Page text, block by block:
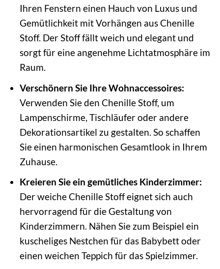
Ihren Fenstern einen Hauch von Luxus und
Gemütlichkeit mit Vorhängen aus Chenille
Stoff. Der Stoff fällt weich und elegant und
sorgt für eine angenehme Lichtatmosphäre im
Raum.
Verschönern Sie Ihre Wohnaccessoires:
Verwenden Sie den Chenille Stoff, um
Lampenschirme, Tischläufer oder andere
Dekorationsartikel zu gestalten. So schaffen
Sie einen harmonischen Gesamtlook in Ihrem
Zuhause.
Kreieren Sie ein gemütliches Kinderzimmer:
Der weiche Chenille Stoff eignet sich auch
hervorragend für die Gestaltung von
Kinderzimmern. Nähen Sie zum Beispiel ein
kuscheliges Nestchen für das Babybett oder
einen weichen Teppich für das Spielzimmer.